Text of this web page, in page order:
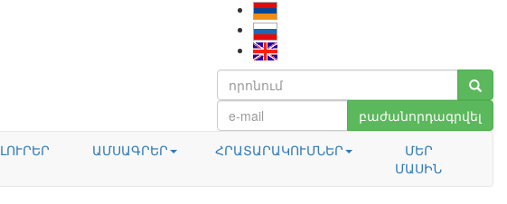
բաժանորդագրվել
ԼՈՒՐԵՐ ԱՄՍԱԳՐԵՐ ՀՐԱՏԱՐԱԿՈՒՄՆԵՐ
ՄԵՐ
ՄԱՍԻՆ